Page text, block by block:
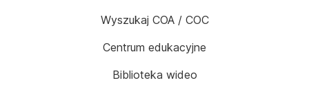
Wyszukaj COA / COC
Centrum edukacyjne
Biblioteka wideo